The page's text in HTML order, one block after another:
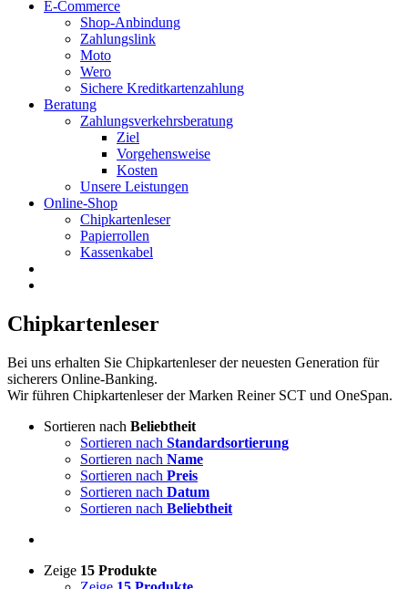
E-Commerce
Shop-Anbindung
Zahlungslink
Moto
Wero
Sichere Kreditkartenzahlung
Beratung
Zahlungsverkehrsberatung
Ziel
Vorgehensweise
Kosten
Unsere Leistungen
Online-Shop
Chipkartenleser
Papierrollen
Kassenkabel
Chipkartenleser
Bei uns erhalten Sie Chipkartenleser der neuesten Generation für
sicherers Online-Banking.
Wir führen Chipkartenleser der Marken Reiner SCT und OneSpan.
Sortieren nach Beliebtheit
Sortieren nach Standardsortierung
Sortieren nach Name
Sortieren nach Preis
Sortieren nach Datum
Sortieren nach Beliebtheit
Zeige 15 Produkte